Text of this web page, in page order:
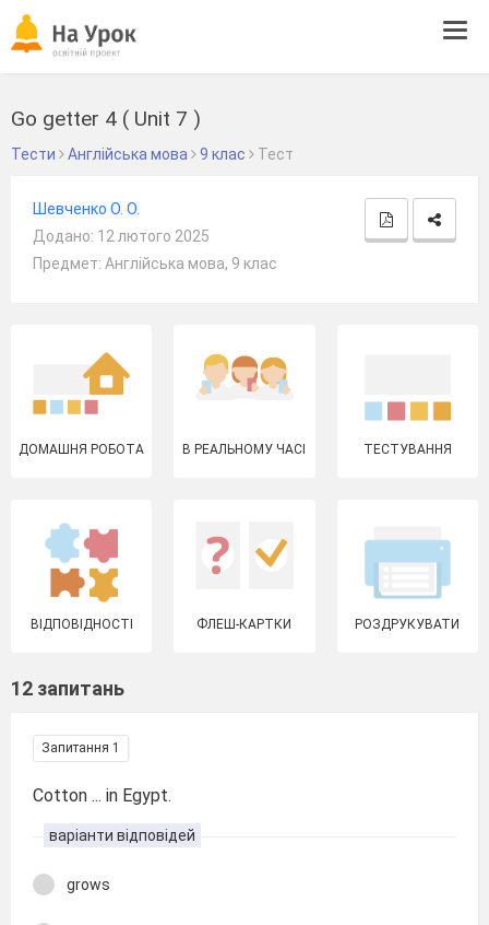
Go getter 4 ( Unit 7 )
Тести Англійська мова 9 клас Тест
Шевченко О. О.
Додано: 12 лютого 2025
Предмет: Англійська мова, 9 клас
ДОМАШНЯ РОБОТА В РЕАЛЬНОМУ ЧАСІ ТЕСТУВАННЯ
ВІДПОВІДНОСТІ ФЛЕШ-КАРТКИ РОЗДРУКУВАТИ
12 запитань
Запитання 1
Cotton ... in Egypt.
варіанти відповідей
grows